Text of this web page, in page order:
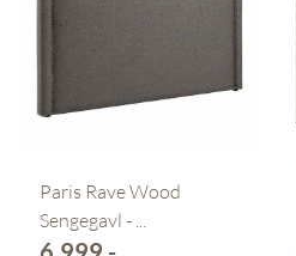
Paris Rave Wood
Sengegavl - ...